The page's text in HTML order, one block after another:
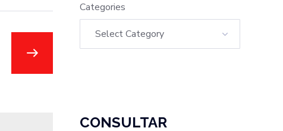
Categories
CONSULTAR